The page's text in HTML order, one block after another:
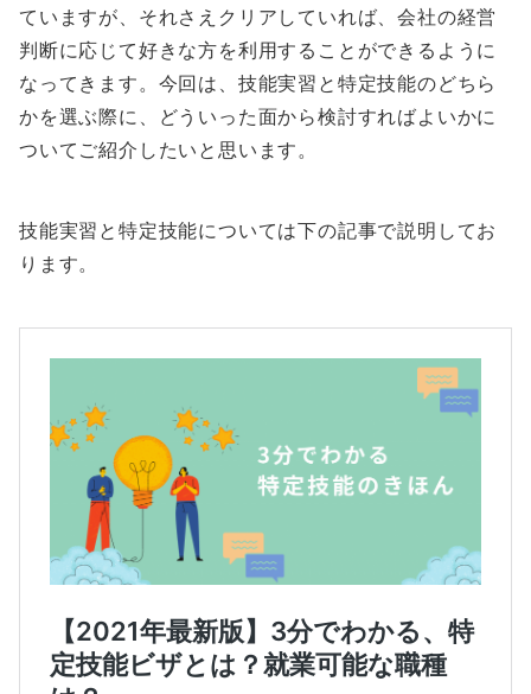
ていますが、それさえクリアしていれば、会社の経営
判断に応じて好きな方を利用することができるように
なってきます。今回は、技能実習と特定技能のどちら
かを選ぶ際に、どういった面から検討すればよいかに
ついてご紹介したいと思います。
技能実習と特定技能については下の記事で説明してお
ります。